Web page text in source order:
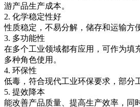
游产品生产成本。
2. 化学稳定性好
性质稳定，不易分解，储存和运输方
3. 多功能性
在多个工业领域都有应用，可作为填
多种角色使用。
4. 环保性
低毒，符合现代工业环保要求，部分
5. 提效降本
能改善产品质量、提高生产效率，同